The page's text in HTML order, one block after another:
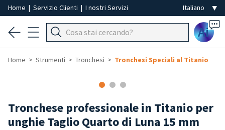
Home | Servizio Clienti | I nostri Servizi
Ai
Home Strumenti Tronchesi Tronchesi Speciali al Titanio
Tronchese professionale in Titanio per
unghie Taglio Quarto di Luna 15 mm